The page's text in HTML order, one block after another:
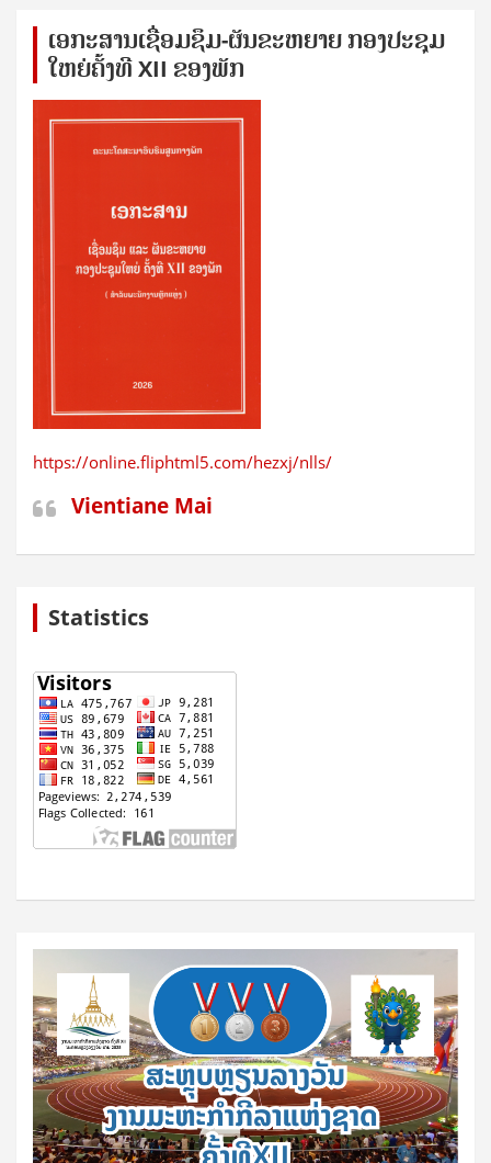
ເອກ​ະ​ສານ​ເຊ​ື່ອມ​ຊ​ຶມ-ຜັນ​ຂະ​ຫ​ຍາຍ ກອງ​ປະ​ຊຸມ​
ໃຫຍ່​ຄັ້ງ​ທີ XII ຂອງ​ພັກ
https://online.fliphtml5.com/hezxj/nlls/
Vientiane Mai
Statistics